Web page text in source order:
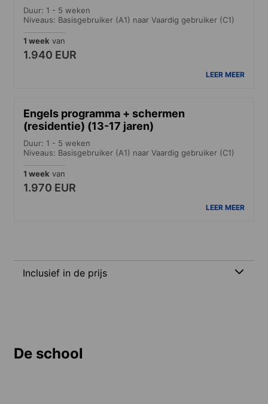
Duur: 1 - 5 weken
Niveaus: Basisgebruiker (A1) naar Vaardig gebruiker (C1)
1 week van
1.940 EUR
LEER MEER
Engels programma + schermen
(residentie) (13-17 jaren)
Duur: 1 - 5 weken
Niveaus: Basisgebruiker (A1) naar Vaardig gebruiker (C1)
1 week van
1.970 EUR
LEER MEER
Inclusief in de prijs
De school